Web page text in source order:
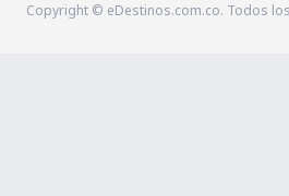
Copyright © eDestinos.com.co. Todos